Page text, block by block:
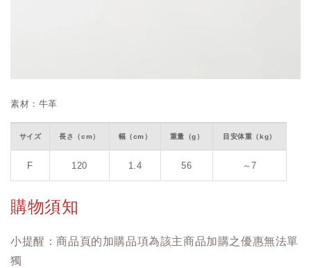
素材：牛革
サイズ 長さ（cm） 幅（cm） 重量（g） 目安体重（kg）
F 120 1.4 56 ～7
購物須知
小提醒：商品頁的加購品項為該主商品加購之優惠無法單
獨